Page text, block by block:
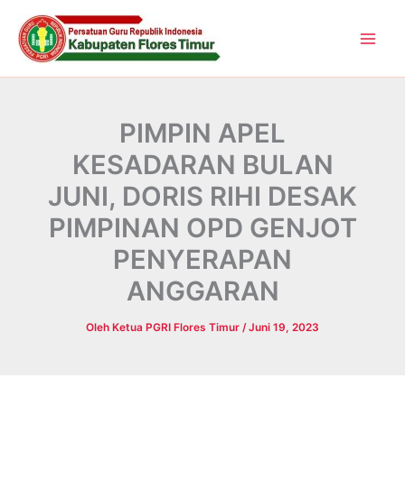
konten
PIMPIN APEL
KESADARAN BULAN
JUNI, DORIS RIHI DESAK
PIMPINAN OPD GENJOT
PENYERAPAN
ANGGARAN
Oleh Ketua PGRI Flores Timur /Juni 19, 2023